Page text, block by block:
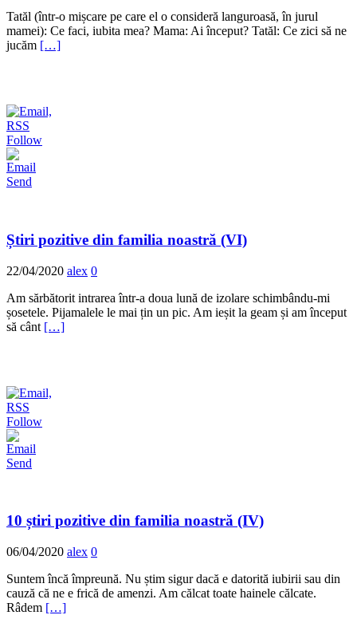
Tatăl (într-o mișcare pe care el o consideră languroasă, în jurul
mamei): Ce faci, iubita mea? Mama: Ai început? Tatăl: Ce zici să ne
jucăm […]
Follow
Send
Știri pozitive din familia noastră (VI)
22/04/2020 alex 0
Am sărbătorit intrarea într-a doua lună de izolare schimbându-mi
șosetele. Pijamalele le mai țin un pic. Am ieșit la geam și am început
să cânt […]
Follow
Send
10 știri pozitive din familia noastră (IV)
06/04/2020 alex 0
Suntem încă împreună. Nu știm sigur dacă e datorită iubirii sau din
cauză că ne e frică de amenzi. Am călcat toate hainele călcate.
Râdem […]